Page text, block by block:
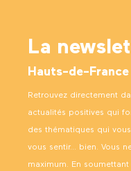
La
Hauts-de-
Retrouvez directement
actualités positives qui
des thématiques qui
vous sentir… bien. Vous
maximum. En